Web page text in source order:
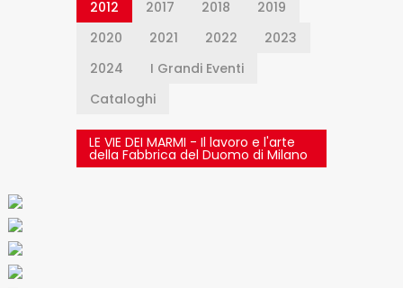
2012 2017 2018
2019
2020
2021 2022
2023
2024
I Grandi Eventi
Cataloghi
LE VIE DEI MARMI - Il lavoro e l'arte
della Fabbrica del Duomo di Milano